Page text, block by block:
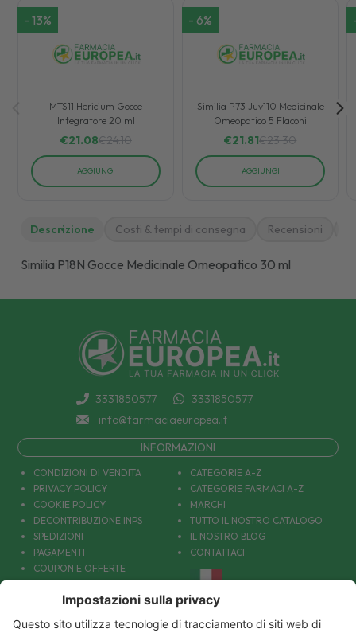
- 13%
MTS11 Hericium Gocce
Integratore 20 ml
€21.08€24.10
AGGIUNGI
- 6%
Similia P73 Juv110 Medicinale
Omeopatico 5 Flaconi
€21.81€23.30
AGGIUNGI
Descrizione Costi & tempi di consegna Recensioni
Similia P18N Gocce Medicinale Omeopatico 30 ml
3331850577
3331850577
info@farmaciaeuropea.it
INFORMAZIONI
CONDIZIONI DI VENDITA
PRIVACY POLICY
COOKIE POLICY
DECONTRIBUZIONE INPS
SPEDIZIONI
PAGAMENTI
COUPON E OFFERTE
PATOLOGIE: CAUSE E RIMEDI
CATEGORIE A-Z
CATEGORIE FARMACI A-Z
MARCHI
TUTTO IL NOSTRO CATALOGO
IL NOSTRO BLOG
CONTATTACI